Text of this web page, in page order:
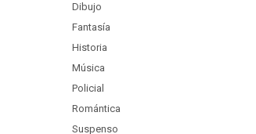
Dibujo
Fantasía
Historia
Música
Policial
Romántica
Suspenso